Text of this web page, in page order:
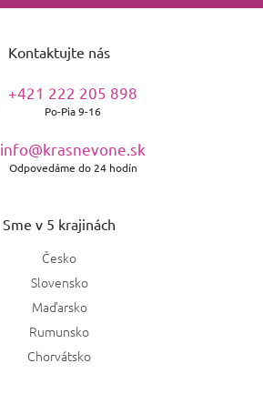
Kontaktujte nás
+421 222 205 898
Po-Pia 9-16
info@krasnevone.sk
Odpovedáme do 24 hodín
Sme v 5 krajinách
Česko
Slovensko
Maďarsko
Rumunsko
Chorvátsko